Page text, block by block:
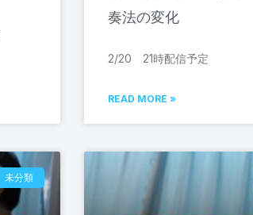
奏法の変化
2/20 21時配信予定
READ MORE »
未分類